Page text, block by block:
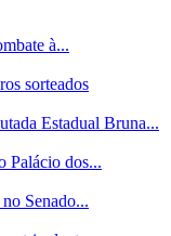
à...
sorteados
Estadual Bruna...
Palácio dos...
Senado...